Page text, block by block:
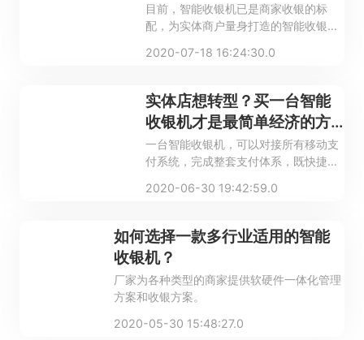
目前，智能收银机已是商家收银的标
配，为实体商户量身打造的智能收银
行业解决方案呢?
2020-07-18 16:24:30.0
实体店想转型？买一台智能
收银机才是最简单经济的方
式
一台智能收银机，可以对接所有移动支
付系统，完成整套支付体系，既快捷，
2020-06-30 19:42:59.0
如何选择一款多行业适用的智能
收银机？
厂家为各种类型的商家提供软硬件一体化管理
方案和收银方案。
2020-05-30 15:48:27.0